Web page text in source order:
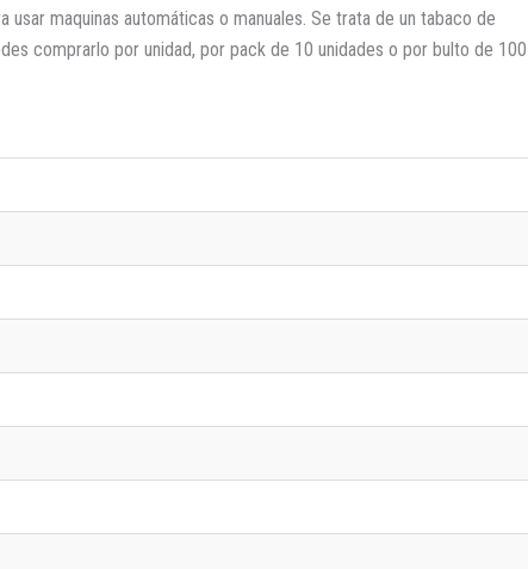
maquinas automáticas o manuales. Se trata de un tabaco de
comprarlo por unidad, por pack de 10 unidades o por bulto de 100